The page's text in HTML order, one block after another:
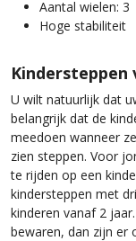
Aantal wielen: 3
Hoge stabiliteit
Kindersteppen
U wilt natuurlijk dat
belangrijk dat de
meedoen wanneer
zien steppen. Voor
te rijden op een
kindersteppen met
kinderen vanaf 2
bewaren, dan zijn er